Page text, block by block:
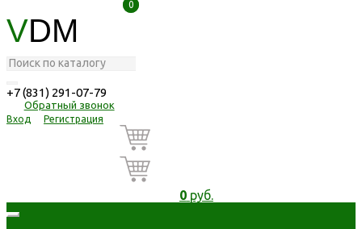
VDM
+7 (831) 291-07-79
Обратный звонок
Вход Регистрация
0
0
0руб.